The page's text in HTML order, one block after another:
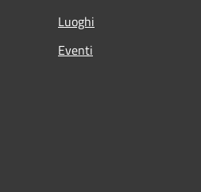
Luoghi
Eventi